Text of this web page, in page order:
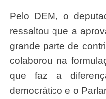
Pelo DEM, o deputado Claudio Cajado (BA)
ressaltou que a
grande parte de
colaborou na
que faz a
democrático e o